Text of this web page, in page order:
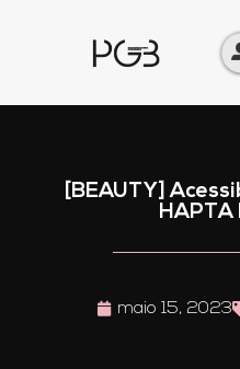
[BEAUTY]
HAPTA
maio 15, 2023